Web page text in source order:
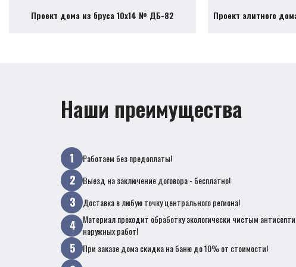
Проект дома из бруса 10х14 № ДБ-82 Проект элитного
Наши преимущества
Работаем без предоплаты!
Выезд на заключение договора - бесплатно!
Доставка в любую точку центрального региона!
Материал проходит обработку экологически чистым
наружных работ!
При заказе дома скидка на баню до 10% от стоимости!